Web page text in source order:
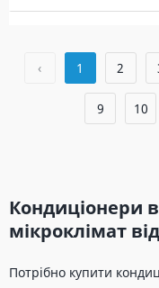
‹ 1 2
9 10
Кондиціонери
мікроклімат
Потрібно купити